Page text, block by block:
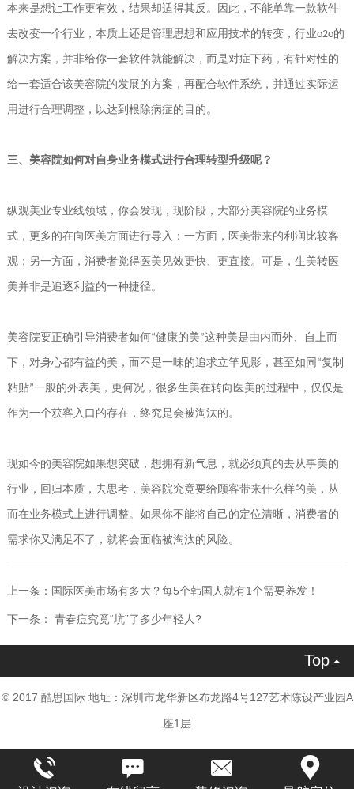
本来是想让工作更有效，结果却适得其反。因此，不能单靠一款软件
去改变一个行业，本质上还是管理思想和应用技术的转变，行业o2o的
解决方案，并非给你一套软件就能解决，而是对症下药，有针对性的
给一套适合该美容院的发展的方案，再配合软件系统，并通过实际运
用进行合理调整，以达到根除病症的目的。
三、美容院如何对自身业务模式进行合理转型升级呢？
纵观美业专业线领域，你会发现，现阶段，大部分美容院的业务模
式，更多的在向医美方面进行导入：一方面，医美带来的利润比较客
观；另一方面，消费者觉得医美见效更快、更直接。可是，生美转医
美并非是追逐利益的一种捷径。
美容院要正确引导消费者如何“健康的美”这种美是由内而外、自上而
下，对身心都有益的美，而不是一味的追求立竿见影，甚至如同 “复制
粘贴”一般的外表美，更何况，很多生美在转向医美的过程中，仅仅是
作为一个获客入口的存在，终究是会被淘汰的。
现如今的美容院如果想突破，想拥有新气息，就必须真的去从事美的
行业，回归本质，去思考，美容院究竟要给顾客带来什么样的美，从
而在业务模式上进行调整。如果你不能将自己的定位清晰，消费者的
需求你又满足不了，就将会面临被淘汰的风险 。
上一条： 国际医美市场有多大？每5个韩国人就有1个需要养发！
下一条： 青春痘究竟“坑”了多少年轻人?
Top
© 2017 酷思国际 地址：深圳市龙华新区布龙路4号127艺术陈设产业园A
座1层